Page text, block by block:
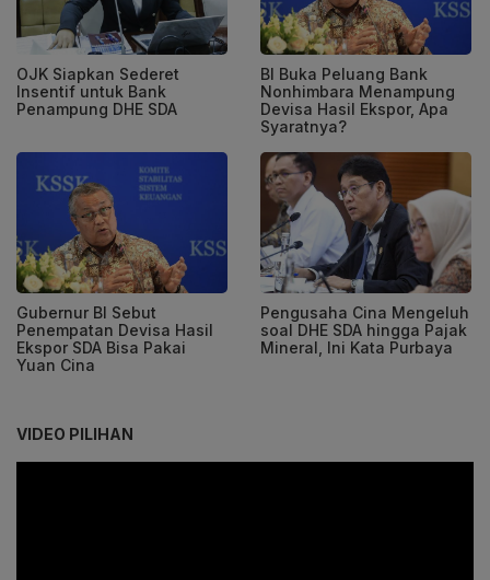
OJK Siapkan Sederet
Insentif untuk Bank
Penampung DHE SDA
BI Buka Peluang Bank
Nonhimbara Menampung
Devisa Hasil Ekspor, Apa
Syaratnya?
Gubernur BI Sebut
Penempatan Devisa Hasil
Ekspor SDA Bisa Pakai
Yuan Cina
Pengusaha Cina Mengeluh
soal DHE SDA hingga Pajak
Mineral, Ini Kata Purbaya
VIDEO PILIHAN